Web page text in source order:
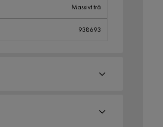
Massivt trä
938693